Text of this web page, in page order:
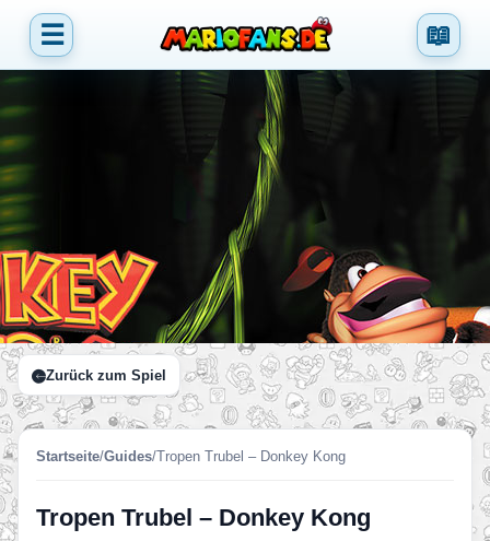
☰ 📖
Zurück zum Spiel
Startseite/Guides/Tropen Trubel – Donkey Kong
Tropen Trubel – Donkey Kong